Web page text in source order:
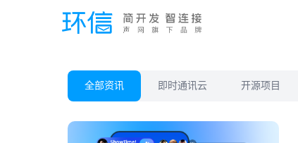
全部资讯 即时通讯云 开源项目